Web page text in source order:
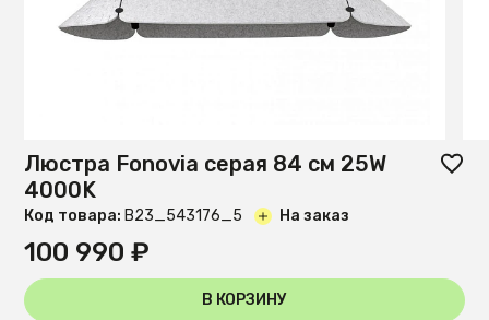
Люстра Fonovia серая 84 см 25W
4000K
Код товара: B23_543176_5 На заказ
100 990 ₽
В КОРЗИНУ